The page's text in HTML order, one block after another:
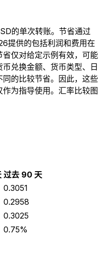
的单次转账。节省通过
提供的包括利润和费用在
仅对给定示例有效，可能
兑换金额、货币类型、日
的比较节省。因此，这些
为指导使用。汇率比较图
过去 90 天
0.3051
0.2958
0.3025
0.75%